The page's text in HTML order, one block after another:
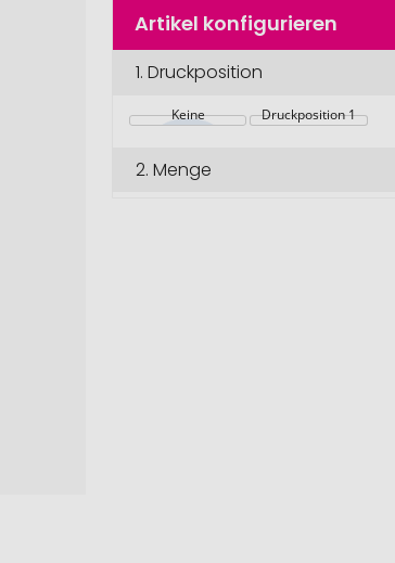
Artikel konfigurieren
1.Druckposition
Keine Druckposition 1
2.Menge